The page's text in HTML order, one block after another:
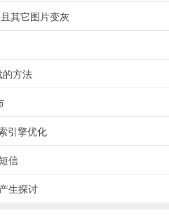
行为的NPC构成江湖关系网，每次
功穿梭于城镇、荒野、秘境等七大
其它图片变灰
的方法
引擎优化
信
生探讨